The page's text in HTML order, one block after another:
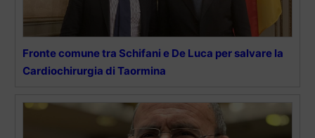
Fronte comune tra Schifani e De Luca per salvare la
Cardiochirurgia di Taormina